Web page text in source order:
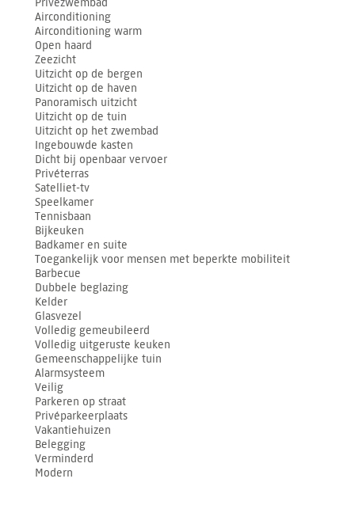
Airconditioning
Airconditioning warm
Open haard
Zeezicht
Uitzicht op de bergen
Uitzicht op de haven
Panoramisch uitzicht
Uitzicht op de tuin
Uitzicht op het zwembad
Ingebouwde kasten
Dicht bij openbaar vervoer
Privéterras
Satelliet-tv
Speelkamer
Tennisbaan
Bijkeuken
Badkamer en suite
Toegankelijk voor mensen met beperkte mobiliteit
Barbecue
Dubbele beglazing
Kelder
Glasvezel
Volledig gemeubileerd
Volledig uitgeruste keuken
Gemeenschappelijke tuin
Alarmsysteem
Veilig
Parkeren op straat
Privéparkeerplaats
Vakantiehuizen
Belegging
Verminderd
Modern